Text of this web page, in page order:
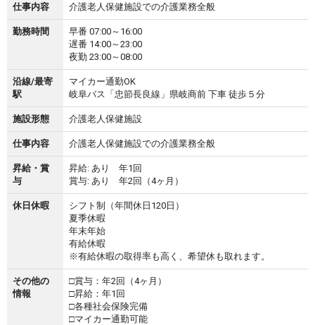
仕事内容 介護老人保健施設での介護業務全般
勤務時間
早番 07:00～16:00
遅番 14:00～23:00
夜勤 23:00～08:00
沿線/最寄
駅
マイカー通勤OK
岐阜バス「忠節長良線」県岐商前 下車 徒歩５分
施設形態 介護老人保健施設
仕事内容 介護老人保健施設での介護業務全般
昇給・賞
与
昇給: あり 年1回
賞与: あり 年2回（4ヶ月）
休日休暇
シフト制（年間休日120日）
夏季休暇
年末年始
有給休暇
※有給休暇の取得率も高く、希望休も取れます。
その他の
情報
□賞与：年2回（4ヶ月）
□昇給：年1回
□各種社会保険完備
□マイカー通勤可能